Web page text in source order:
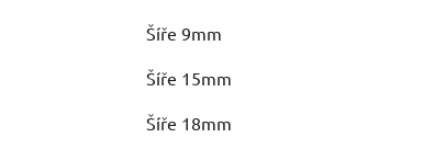
Šíře 9mm
Šíře 15mm
Šíře 18mm